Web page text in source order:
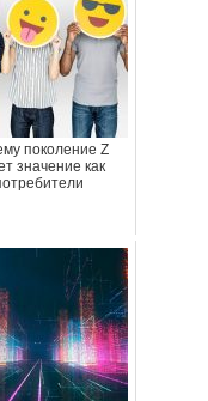
поколение Z
значение как